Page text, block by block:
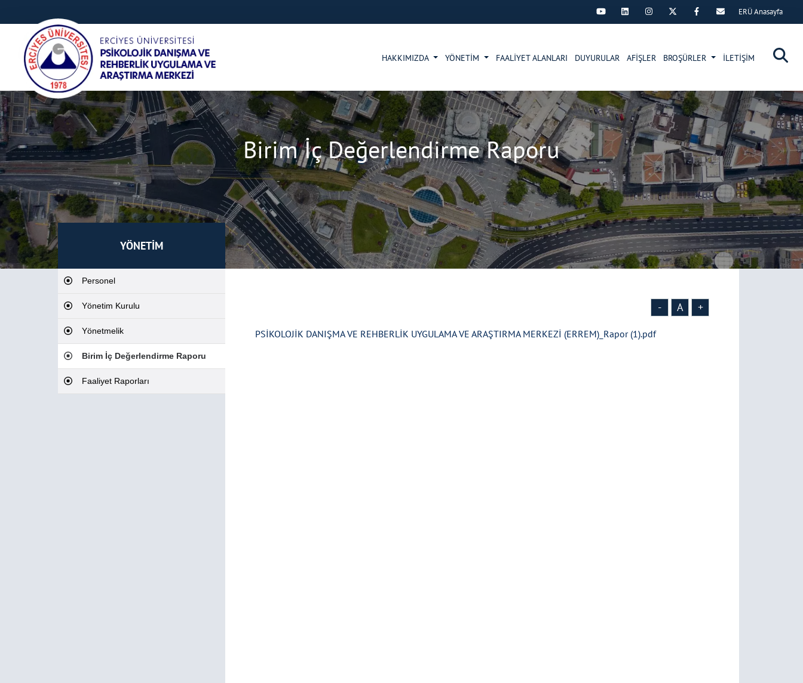
×
ERÜ Anasayfa
HAKKIMIZDA YÖNETİM FAALİYET ALANLARI DUYURULAR AFİŞLER BROŞÜRLER İLETİŞİM
Birim İç Değerlendirme Raporu
YÖNETİM
Personel
Yönetim Kurulu
Yönetmelik
Birim İç Değerlendirme Raporu
Faaliyet Raporları
- A +
PSİKOLOJİK DANIŞMA VE REHBERLİK UYGULAMA VE ARAŞTIRMA MERKEZİ (ERREM)_Rapor (1).pdf